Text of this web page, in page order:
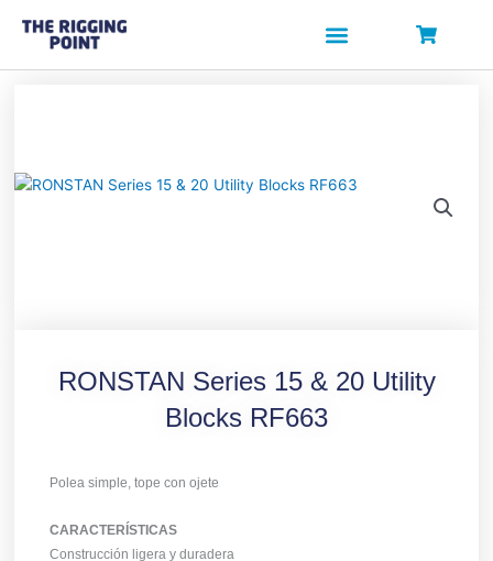
RONSTAN Series 15 & 20 Utility
Blocks RF663
Polea simple, tope con ojete
CARACTERÍSTICAS
Construcción ligera y duradera